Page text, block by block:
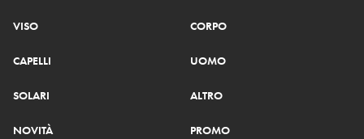
VISO CORPO
CAPELLI UOMO
SOLARI ALTRO
NOVITÀ PROMO